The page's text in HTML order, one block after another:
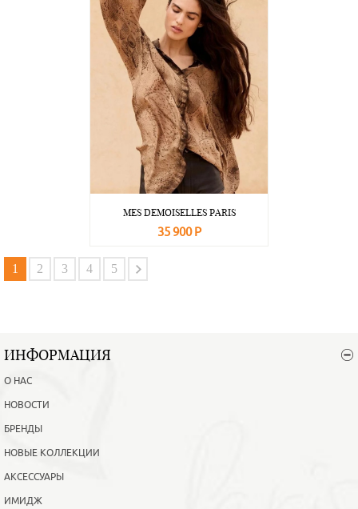
MES DEMOISELLES PARIS
35 900 Р
В корзину
1 2 3 4 5
ИНФОРМАЦИЯ
О НАС
НОВОСТИ
БРЕНДЫ
НОВЫЕ КОЛЛЕКЦИИ
АКСЕССУАРЫ
ИМИДЖ